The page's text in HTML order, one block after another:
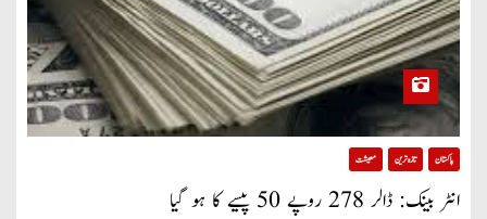
پاکستان تازہ ترین معیشت
انٹر بینک: ڈالر 278 روپے 50 پیسے کا ہو گیا